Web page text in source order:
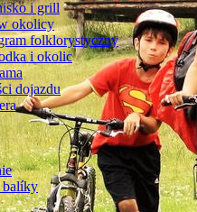
i grill
okolicy
folklorystyczny
i okolic
dojazdu
balíky